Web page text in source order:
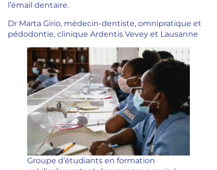
l’émail dentaire.
Dr Marta Girio, médecin-dentiste, omnipratique et
pédodontie, clinique Ardentis Vevey et Lausanne
Groupe d’étudiants en formation